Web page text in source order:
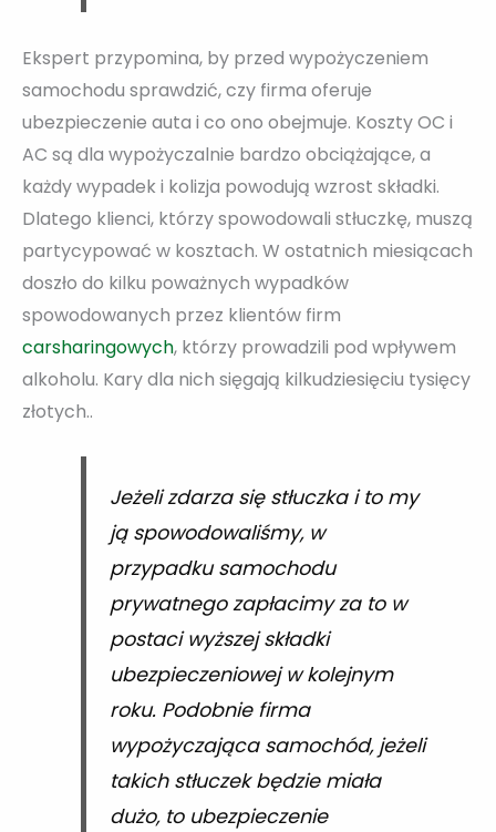
Ekspert przypomina, by przed wypożyczeniem
samochodu sprawdzić, czy firma oferuje
ubezpieczenie auta i co ono obejmuje. Koszty OC i
AC są dla wypożyczalnie bardzo obciążające, a
każdy wypadek i kolizja powodują wzrost składki.
Dlatego klienci, którzy spowodowali stłuczkę, muszą
partycypować w kosztach. W ostatnich miesiącach
doszło do kilku poważnych wypadków
spowodowanych przez klientów firm
carsharingowych, którzy prowadzili pod wpływem
alkoholu. Kary dla nich sięgają kilkudziesięciu tysięcy
złotych..
Jeżeli zdarza się stłuczka i to my
ją spowodowaliśmy, w
przypadku samochodu
prywatnego zapłacimy za to w
postaci wyższej składki
ubezpieczeniowej w kolejnym
roku. Podobnie firma
wypożyczająca samochód, jeżeli
takich stłuczek będzie miała
dużo, to ubezpieczenie